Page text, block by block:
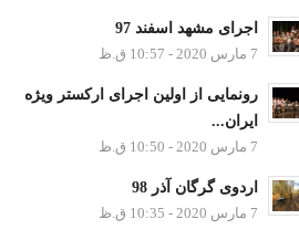
اجرای مشهد اسفند 97
7 مارس 2020 - 10:57 ق.ظ
رونمایی از اولین اجرای ارکستر ویژه
ایران...
7 مارس 2020 - 10:50 ق.ظ
اردوی گرگان آذر 98
7 مارس 2020 - 10:35 ق.ظ